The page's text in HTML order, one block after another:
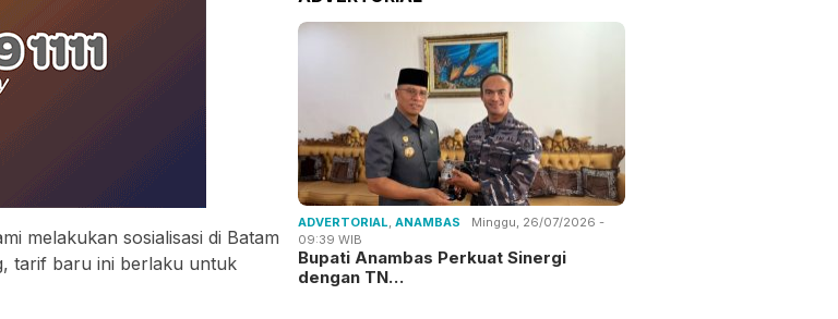
melakukan sosialisasi di Batam
tarif baru ini berlaku untuk
ADVERTORIAL,ANAMBAS
Minggu, 26/07/2026 -
09:39 WIB
Bupati Anambas Perkuat Sinergi
dengan TN…